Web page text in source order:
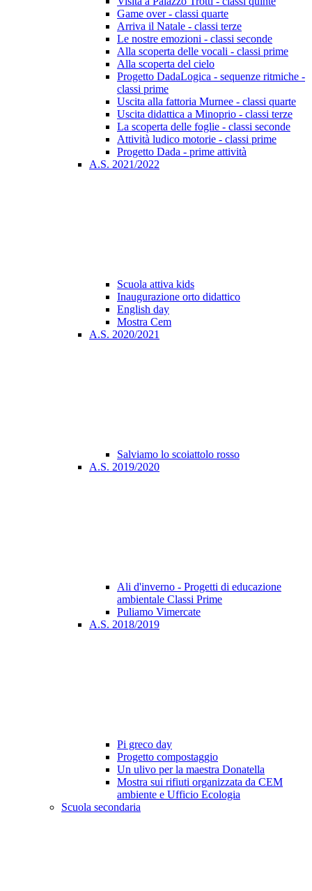
Game over - classi quarte
Arriva il Natale - classi terze
Le nostre emozioni - classi seconde
Alla scoperta delle vocali - classi prime
Alla scoperta del cielo
Progetto DadaLogica - sequenze ritmiche -
classi prime
Uscita alla fattoria Murnee - classi quarte
Uscita didattica a Minoprio - classi terze
La scoperta delle foglie - classi seconde
Attività ludico motorie - classi prime
Progetto Dada - prime attività
A.S. 2021/2022
Scuola attiva kids
Inaugurazione orto didattico
English day
Mostra Cem
A.S. 2020/2021
Salviamo lo scoiattolo rosso
A.S. 2019/2020
Ali d'inverno - Progetti di educazione
ambientale Classi Prime
Puliamo Vimercate
A.S. 2018/2019
Pi greco day
Progetto compostaggio
Un ulivo per la maestra Donatella
Mostra sui rifiuti organizzata da CEM
ambiente e Ufficio Ecologia
Scuola secondaria